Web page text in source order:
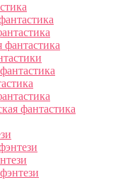
фантастика
фантастика